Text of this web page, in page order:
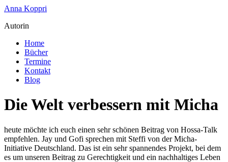
Zum
springen
Anna Koppri
Autorin
Home
Bücher
Termine
Kontakt
Blog
Die Welt verbessern mit Micha
heute möchte ich euch einen sehr schönen Beitrag von Hossa-Talk
empfehlen. Jay und Gofi sprechen mit Steffi von der Micha-
Initiative Deutschland. Das ist ein sehr spannendes Projekt, bei dem
es um unseren Beitrag zu Gerechtigkeit und ein nachhaltiges Leben